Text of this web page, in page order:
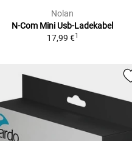
Nolan
N-Com Mini Usb-Ladekabel
17,99 €1